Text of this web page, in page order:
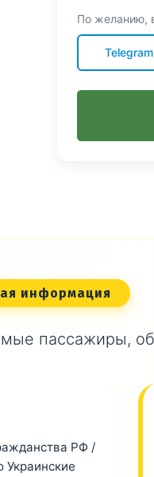
По желанию,
Telegram
информация
пассажиры,
РФ /
Украинские